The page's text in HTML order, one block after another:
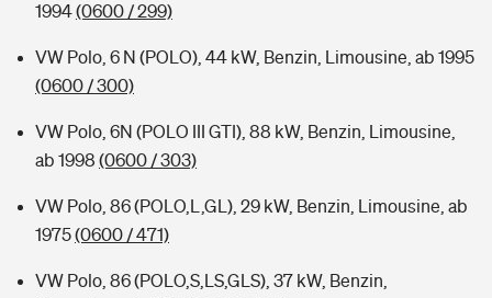
1994(0600 / 299)
VW Polo, 6 N (POLO), 44 kW, Benzin, Limousine, ab 1995
(0600 / 300)
VW Polo, 6N (POLO III GTI), 88 kW, Benzin, Limousine,
ab 1998 (0600 / 303)
VW Polo, 86 (POLO,L,GL), 29 kW, Benzin, Limousine, ab
1975(0600 / 471)
VW Polo, 86 (POLO,S,LS,GLS), 37 kW, Benzin,